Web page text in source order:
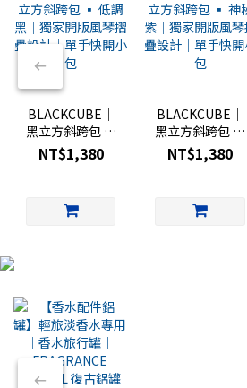
BLACKCUBE｜
黑立方斜跨包 ▪︎
低調黑｜獨家開
版風琴摺疊設計
NT$1,380
BLACKCUBE｜
黑立方斜跨包 ▪︎
神秘紫｜獨家開
版風琴摺疊設計
NT$1,380